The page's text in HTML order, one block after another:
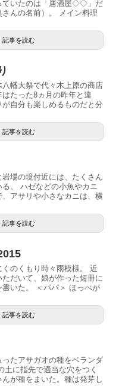
ていたのは「居酒屋◇◇」だ
んの名前）。 メイン料理
記事を読む
幡大祭で代々木上原の商店
たった8ヵ月の昨年と違
自分も楽しめるものだと分
記事を読む
場の境付近には、たくさん
。 ハゼなどの小魚やカニ
アサリや小さなカニは、横
記事を読む
のくもり時々雨模様。 近
だいて、娘が作った短冊に
いた。 ＜パパ＞ ほっぺが
記事を読む
たアサガオの種をベランダ
土に指先で適当な穴をつく
が種をまいた。種は発芽し